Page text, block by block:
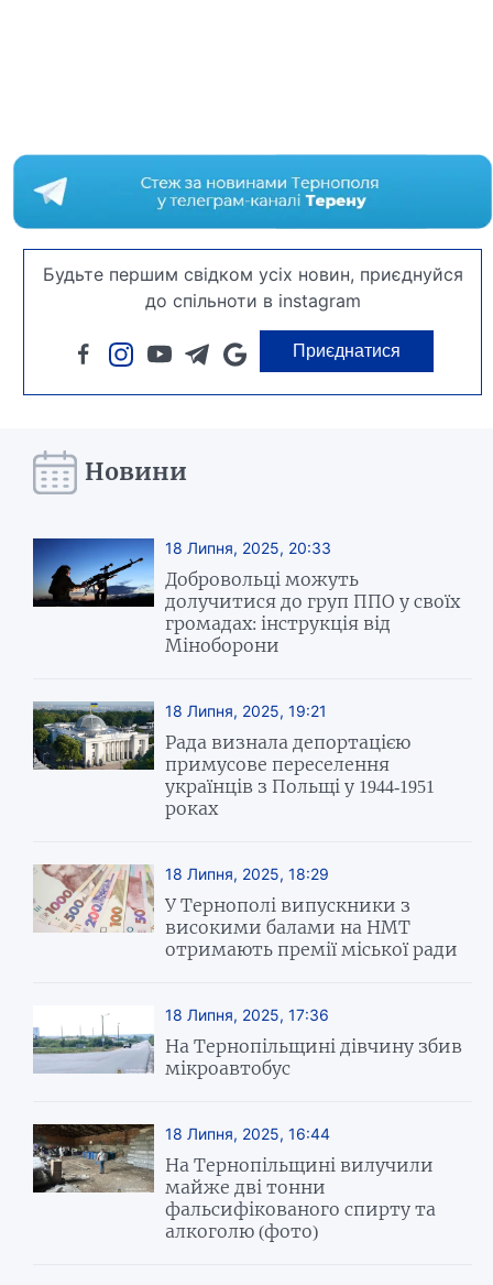
Будьте першим свідком усіх новин, приєднуйся
до спільноти в instagram
Приєднатися
Новини
18 Липня, 2025, 20:33
Добровольці можуть
долучитися до груп ППО у своїх
громадах: інструкція від
Міноборони
18 Липня, 2025, 19:21
Рада визнала депортацією
примусове переселення
українців з Польщі у 1944-1951
роках
18 Липня, 2025, 18:29
У Тернополі випускники з
високими балами на НМТ
отримають премії міської ради
18 Липня, 2025, 17:36
На Тернопільщині дівчину збив
мікроавтобус
18 Липня, 2025, 16:44
На Тернопільщині вилучили
майже дві тонни
фальсифікованого спирту та
алкоголю (фото)